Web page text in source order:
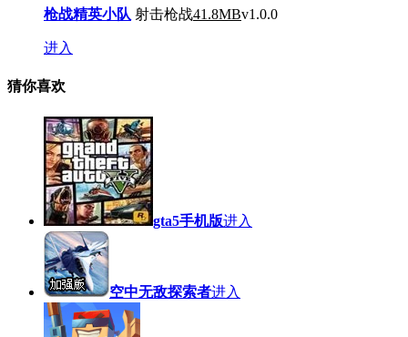
枪战精英小队 射击枪战41.8MBv1.0.0
进入
猜你喜欢
gta5手机版进入
空中无敌探索者进入